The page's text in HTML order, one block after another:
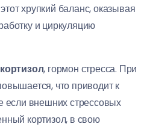
хрупкий баланс, оказывая
и циркуляцию
кортизол, гормон стресса. При
что приводит к
если внешних стрессовых
кортизол, в свою